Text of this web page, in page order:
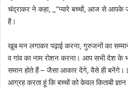
चंद्राकर ने कहा, _”प्यारे बच्चों, आज से आपके
है।
खूब मन लगाकर पढ़ाई करना, गुरुजनों का
व गांव का नाम रोशन करना। आप सभी देश के
समान होते हैं – जैसा आकार देंगे, वैसे ही बनेंगे।
आग्रह करता हूं कि बच्चों को केवल किताबी